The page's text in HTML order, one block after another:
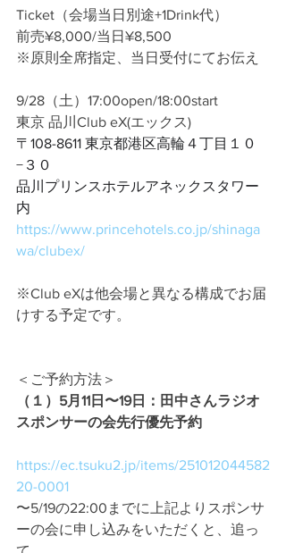
Ticket（会場当日別途+1Drink代）
前売¥8,000/当日¥8,500
※原則全席指定、当日受付にてお伝え
9/28（土）17:00open/18:00start
東京 品川Club eX(エックス)
〒108-8611 東京都港区高輪４丁目１０
−３０
品川プリンスホテルアネックスタワー
内
https://www.princehotels.co.jp/shinaga
wa/clubex/
※Club eXは他会場と異なる構成でお届
けする予定です。
＜ご予約方法＞
（１）5月11日〜19日： 田中さんラジオ
スポンサーの会先行優先予約
https://ec.tsuku2.jp/items/251012044582
20-0001
〜5/19の22:00までに上記よりスポンサ
ーの会に申し込みをいただくと、 追っ